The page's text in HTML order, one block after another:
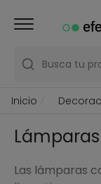
Busca tu
Inicio
Las lámparas